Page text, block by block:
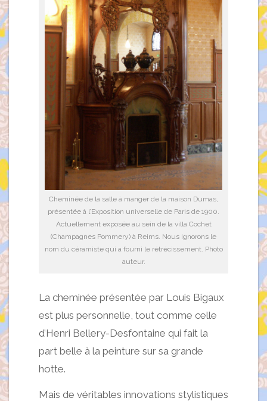
Cheminée de la salle à manger de la maison Dumas,
présentée à l’Exposition universelle de Paris de 1900.
Actuellement exposée au sein de la villa Cochet
(Champagnes Pommery) à Reims. Nous ignorons le
nom du céramiste qui a fourni le rétrécissement. Photo
auteur.
La cheminée présentée par Louis Bigaux
est plus personnelle, tout comme celle
d’Henri Bellery-Desfontaine qui fait la
part belle à la peinture sur sa grande
hotte.
Mais de véritables innovations stylistiques